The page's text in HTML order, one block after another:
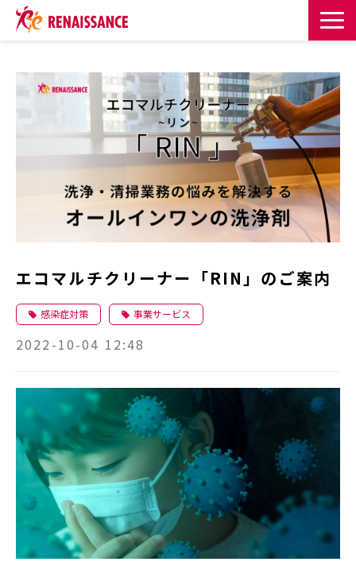
課題・目的からサービスを探す
お役立ち記事一覧
お役立ち資料
エコマルチクリーナー「RIN」のご案内
感染症対策 事業サービス
2022-10-04 12:48